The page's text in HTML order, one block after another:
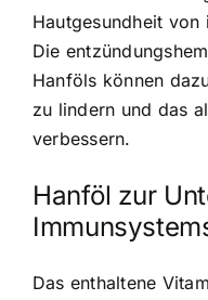
Hautgesundheit von
Die
Hanföls können
zu lindern und das
verbessern.
Hanföl zur
Das enthaltene